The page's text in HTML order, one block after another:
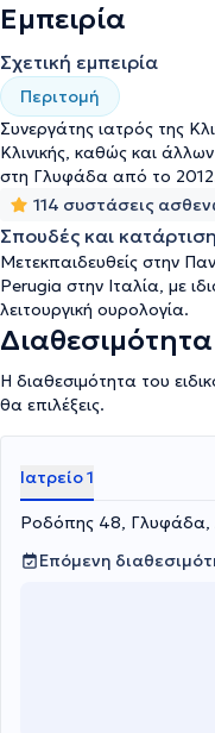
ιδιωτικό του ιατρείο, αντιμετωπίζει παθήσεις πάνω σε όλο το
φάσμα της ουρολογίας -
υπηρεσίες στις ανάγκες
Εμπειρία
Σχετική εμπειρία
Περιτομή
Συνεργάτης ιατρός της
Κλινικής, καθώς και
στη Γλυφάδα από το
114 συστάσεις
Σπουδές και κατάρτιση
Μετεκπαιδευθείς στην
Perugia στην Ιταλία, με
λειτουργική ουρολογία.
Διαθεσιμότητα
Η διαθεσιμότητα του
θα επιλέξεις.
Ιατρείο 1
Ροδόπης 48, Γλυφάδα,
Επόμενη